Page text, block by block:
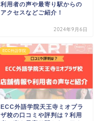
利用者の声や最寄り駅からの
アクセスなどご紹介！
2024年9月6日
ECC外語学院
ECC外語学院天王寺ミオプラ
ザ校の口コミや評判は？利用